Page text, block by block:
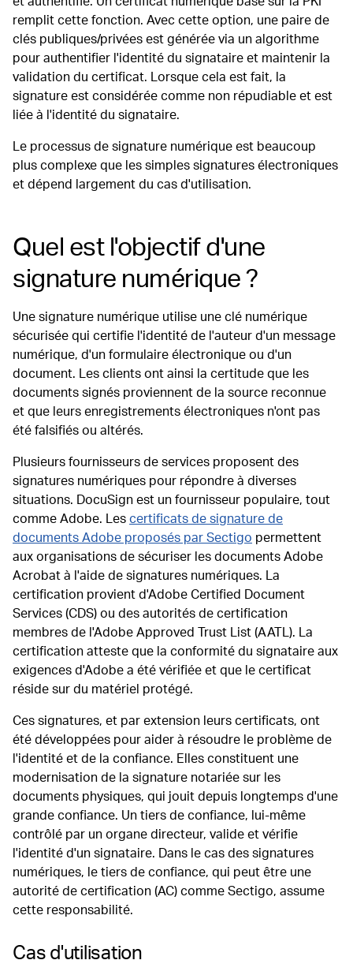
remplit cette fonction. Avec cette option, une paire de
clés publiques/privées est générée via un algorithme
pour authentifier l'identité du signataire et maintenir la
validation du certificat. Lorsque cela est fait, la
signature est considérée comme non répudiable et est
liée à l'identité du signataire.
Le processus de signature numérique est beaucoup
plus complexe que les simples signatures électroniques
et dépend largement du cas d'utilisation.
Quel est l'objectif d'une
signature numérique ?
Une signature numérique utilise une clé numérique
sécurisée qui certifie l'identité de l'auteur d'un message
numérique, d'un formulaire électronique ou d'un
document. Les clients ont ainsi la certitude que les
documents signés proviennent de la source reconnue
et que leurs enregistrements électroniques n'ont pas
été falsifiés ou altérés.
Plusieurs fournisseurs de services proposent des
signatures numériques pour répondre à diverses
situations. DocuSign est un fournisseur populaire, tout
comme Adobe. Les certificats de signature de
documents Adobe proposés par Sectigo permettent
aux organisations de sécuriser les documents Adobe
Acrobat à l'aide de signatures numériques. La
certification provient d'Adobe Certified Document
Services (CDS) ou des autorités de certification
membres de l'Adobe Approved Trust List (AATL). La
certification atteste que la conformité du signataire aux
exigences d'Adobe a été vérifiée et que le certificat
réside sur du matériel protégé.
Ces signatures, et par extension leurs certificats, ont
été développées pour aider à résoudre le problème de
l'identité et de la confiance. Elles constituent une
modernisation de la signature notariée sur les
documents physiques, qui jouit depuis longtemps d'une
grande confiance. Un tiers de confiance, lui-même
contrôlé par un organe directeur, valide et vérifie
l'identité d'un signataire. Dans le cas des signatures
numériques, le tiers de confiance, qui peut être une
autorité de certification (AC) comme Sectigo, assume
cette responsabilité.
Cas d'utilisation